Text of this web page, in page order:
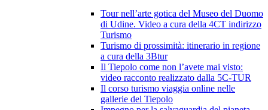
Tour nell’arte gotica del Museo del Duomo
di Udine. Video a cura della 4CT indirizzo
Turismo
Turismo di prossimità: itinerario in regione
a cura della 3Btur
Il Tiepolo come non l’avete mai visto:
video racconto realizzato dalla 5C-TUR
Il corso turismo viaggia online nelle
gallerie del Tiepolo